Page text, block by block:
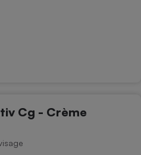
Cg - Crème